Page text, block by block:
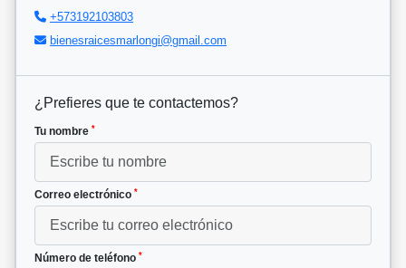
+573192103803
bienesraicesmarlongi@gmail.com
¿Prefieres que te contactemos?
Tu nombre *
Correo electrónico *
Número de teléfono *